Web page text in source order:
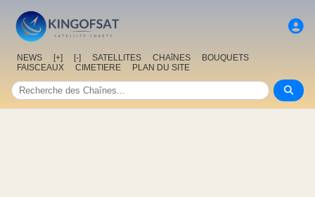
NEWS [+] [-] SATELLITES CHAîNES
BOUQUETS
FAISCEAUX
CIMETIERE PLAN DU SITE